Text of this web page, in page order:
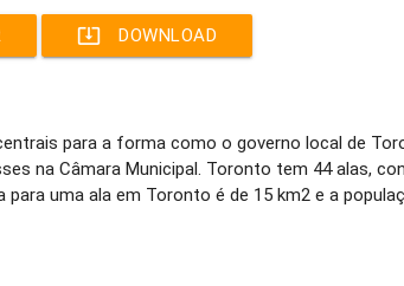
system_update_alt DOWNLOAD
para a forma como o governo local de
na Câmara Municipal. Toronto tem 44 alas,
uma ala em Toronto é de 15 km2 e a